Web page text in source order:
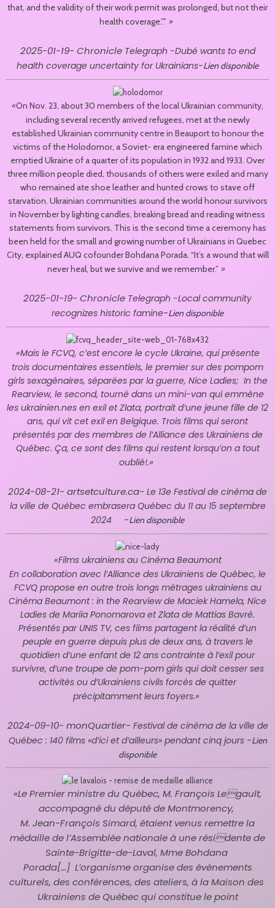
that, and the validity of their work permit was prolonged, but not their
health coverage.”.” »
2025-01-19- Chronicle Telegraph -Dubé wants to end
health coverage uncertainty for Ukrainians-Lien disponible
«On Nov. 23, about 30 members of the local Ukrainian community,
including several recently arrived refugees, met at the newly
established Ukrainian community centre in Beauport to honour the
victims of the Holodomor, a Soviet- era engineered famine which
emptied Ukraine of a quarter of its population in 1932 and 1933. Over
three million people died, thousands of others were exiled and many
who remained ate shoe leather and hunted crows to stave off
starvation. Ukrainian communities around the world honour survivors
in November by lighting candles, breaking bread and reading witness
statements from survivors. This is the second time a ceremony has
been held for the small and growing number of Ukrainians in Quebec
City, explained AUQ cofounder Bohdana Porada. “It’s a wound that will
never heal, but we survive and we remember.” »
2025-01-19- Chronicle Telegraph -Local community
recognizes historic famine-Lien disponible
«Mais le FCVQ, c’est encore le cycle Ukraine, qui présente
trois documentaires essentiels, le premier sur des pompom
girls sexagénaires, séparées par la guerre, Nice Ladies; In the
Rearview, le second, tourné dans un mini-van qui emmène
les ukrainien.nes en exil et Zlata, portrait d’une jeune fille de 12
ans, qui vit cet exil en Belgique. Trois films qui seront
présentés par des membres de l’Alliance des Ukrainiens de
Québec. Ça, ce sont des films qui restent lorsqu’on a tout
oublié!.»
2024-08-21- artsetculture.ca- Le 13e Festival de cinéma de
la ville de Québec embrasera Québec du 11 au 15 septembre
2024
-Lien disponible
«Films ukrainiens au Cinéma Beaumont
En collaboration avec l’Alliance des Ukrainiens de Québec, le
FCVQ propose en outre trois longs métrages ukrainiens au
Cinéma Beaumont : in the Rearview de Maciek Hamela, Nice
Ladies de Mariia Ponomarova et Zlata de Mattias Bavré.
Présentés par UNIS TV, ces films partagent la réalité d’un
peuple en guerre depuis plus de deux ans, à travers le
quotidien d’une enfant de 12 ans contrainte à l’exil pour
survivre, d’une troupe de pom-pom girls qui doit cesser ses
activités ou d’Ukrainiens civils forcés de quitter
précipitamment leurs foyers.»
2024-09-10- monQuartier- Festival de cinéma de la ville de
Québec : 140 films «d’ici et d’ailleurs» pendant cinq jours -Lien
disponible
«Le Premier ministre du Québec, M. François Legault,
accompagné du député de Montmorency,
M. Jean-François Simard, étaient venus remettrela
médaille de l’Assemblée nationale à une résidente de
Sainte-Brigitte-de-Laval, Mme Bohdana
Porada[...] L’organisme organise des événements
culturels, des conférences, des ateliers, à la Maison des
Ukrainiens de Québec qui constitue le point